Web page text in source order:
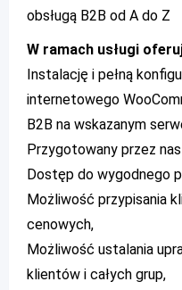
obsługą B2B od A do Z
W ramach usługi
Instalację i pełną
internetowego
B2B na wskazanym
Przygotowany przez
Dostęp do wygodnego
Możliwość przypisania
cenowych,
Możliwość ustalania
klientów i całych grup,